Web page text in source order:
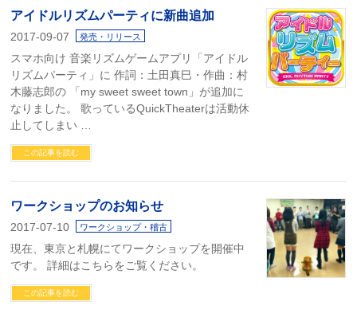
アイドルリズムパーティに新曲追加
2017-09-07 発売・リリース
スマホ向け 音楽リズムゲームアプリ「アイドル
リズムパーティ」に 作詞：土田真巳・作曲：村
木藤志郎の 「my sweet sweet town」が追加に
なりました。 歌っているQuickTheaterは活動休
止してしまい …
この記事を読む
ワークショップのお知らせ
2017-07-10 ワークショップ・稽古
現在、東京と札幌にてワークショップを開催中
です。 詳細はこちらをご覧ください。
この記事を読む